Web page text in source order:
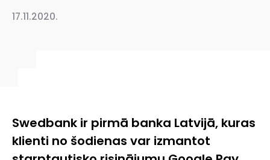
17.11.2020.
Swedbank ir pirmā banka Latvijā, kuras
klienti no šodienas var izmantot